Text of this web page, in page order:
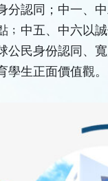
認同；中一、
﹔中五、中六以
公民身份認同、
生正面價值觀。